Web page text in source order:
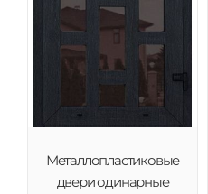
Металлопластиковые
двери одинарные